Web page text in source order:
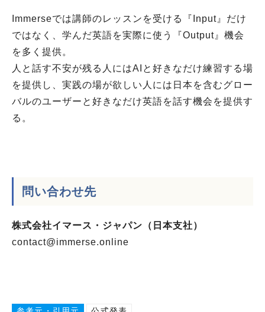
Immerseでは講師のレッスンを受ける『Input』だけ
ではなく、学んだ英語を実際に使う『Output』機会
を多く提供。
人と話す不安が残る人にはAIと好きなだけ練習する場
を提供し、実践の場が欲しい人には日本を含むグロー
バルのユーザーと好きなだけ英語を話す機会を提供す
る。
問い合わせ先
株式会社イマース・ジャパン（日本支社）
contact@immerse.online